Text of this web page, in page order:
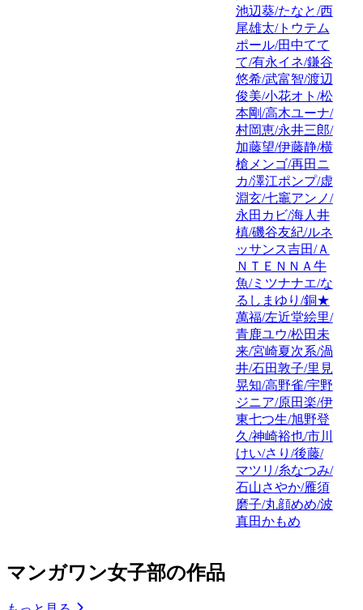
池辺葵/たなと/西
尾雄太/トウテム
ポール/田中てて
て/有永イネ/鎌谷
悠希/武富智/渡辺
俊美/小花オト/松
本剛/高木ユーナ/
村岡恵/永井三郎/
加藤望/伊藤静/横
槍メンゴ/再田ニ
カ/澤江ポンプ/虚
淵玄/七竈アンノ/
永田カビ/海人井
槙/磯谷友紀/ルネ
ッサンス吉田/Ａ
ＮＴＥＮＮＡ牛
魚/ミツナナエ/な
るしまゆり/銅★
萬福/左近堂絵里/
青鹿ユウ/松田未
来/宮崎夏次系/渦
井/石田敦子/里見
晃知/高野雀/宇野
ジニア/原田楽/伊
東七つ生/旭野登
久/神崎裕也/市川
けい/さり/後藤/
マツリ/糸なつみ/
石山さやか/雁須
磨子/丸顔めめ/波
真田かもめ
マンガワン女子部の作品